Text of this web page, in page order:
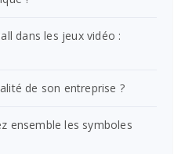
dans les jeux vidéo :
de son entreprise ?
ensemble les symboles